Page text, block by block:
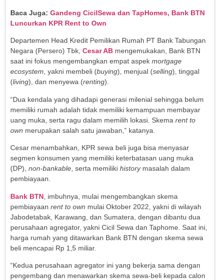
Baca Juga: Gandeng CicilSewa dan TapHomes, Bank BTN
Luncurkan KPR Rent to Own
Departemen Head Kredit Pemilikan Rumah PT Bank Tabungan
Negara (Persero) Tbk, Cesar AB mengemukakan, Bank BTN
saat ini fokus mengembangkan empat aspek mortgage
ecosystem, yakni membeli (buying), menjual (selling), tinggal
(living), dan menyewa (renting).
“Dua kendala yang dihadapi generasi milenial sehingga belum
memiliki rumah adalah tidak memiliki kemampuan membayar
uang muka, serta ragu dalam memilih lokasi. Skema rent to
own merupakan salah satu jawaban,” katanya.
Cesar menambahkan, KPR sewa beli juga bisa menyasar
segmen konsumen yang memiliki keterbatasan uang muka
(DP), non-bankable , serta memiliki history masalah dalam
pembiayaan.
Bank BTN , imbuhnya, mulai mengembangkan skema
pembiayaan rent to own mulai Oktober 2022, yakni di wilayah
Jabodetabak, Karawang, dan Sumatera, dengan dibantu dua
perusahaan agregator, yakni Cicil Sewa dan Taphome. Saat ini,
harga rumah yang ditawarkan Bank BTN dengan skema sewa
beli mencapai Rp 1,5 miliar.
“Kedua perusahaan agregator ini yang bekerja sama dengan
pengembang dan menawarkan skema sewa-beli kepada calon